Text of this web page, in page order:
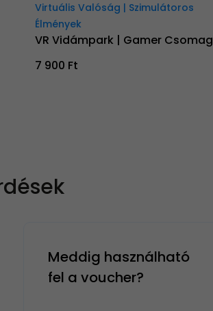
Virtuális Valóság | Szimulátoros
Élmények
VR Vidámpark | Gamer Csomag
7 900 Ft
Meddig használható
fel a voucher?